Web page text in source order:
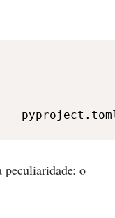
peculiaridade: o